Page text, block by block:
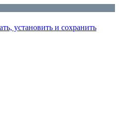
установить и сохранить